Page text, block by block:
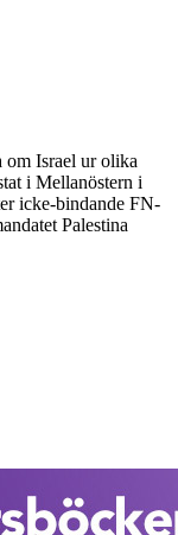
om Israel ur olika
i Mellanöstern i
icke-bindande FN-
Palestina